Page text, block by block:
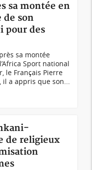
sa montée en
de son
pour des
sa montée
Sport national
le Français Pierre
a appris que son...
de religieux